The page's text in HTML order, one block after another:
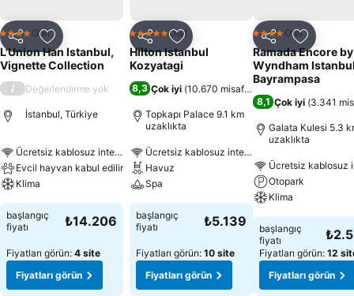
Paylaş Favorilerime ekle
4 Yıldız Otel
L'Union Han Istanbul,
Vignette Collection
/ Değerlendirme yok
İstanbul, Türkiye
Ücretsiz kablosuz internet
Evcil hayvan kabul edilir
Klima
başlangıç
fiyatı
₺14.206
Fiyatları görün: 4 site
Fiyatları görün
Paylaş Favorilerime ekle
5 Yıldız Otel
Hilton Istanbul
Kozyatagi
8,3 Çok iyi (10.670 misafir puanı
Topkapı Palace 9.1 km
uzaklıkta
Ücretsiz kablosuz internet
Havuz
Spa
başlangıç
fiyatı
₺5.139
Fiyatları görün: 10 site
Fiyatları görün
Paylaş
4 Yıldız Otel
Ramada Encore by
Wyndham
Bayrampasa
8,1 Çok iyi (3.341
Galata Kulesi 5.3
uzaklıkta
Ücretsiz kablosuz
Otopark
Klima
başlangıç
fiyatı
Fiyatları görün: 12
Fiyatları görün